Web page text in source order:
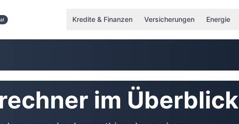
Kredite & Finanzen Versicherungen Energie
im Überblick